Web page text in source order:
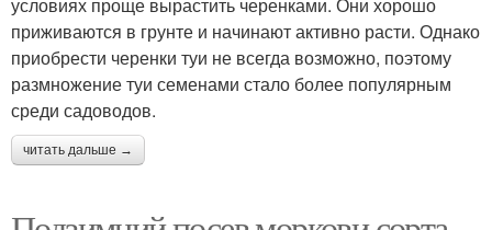
условиях проще вырастить черенками. Они хорошо
приживаются в грунте и начинают активно расти. Однако
приобрести черенки туи не всегда возможно, поэтому
размножение туи семенами стало более популярным
среди садоводов.
читать дальше →